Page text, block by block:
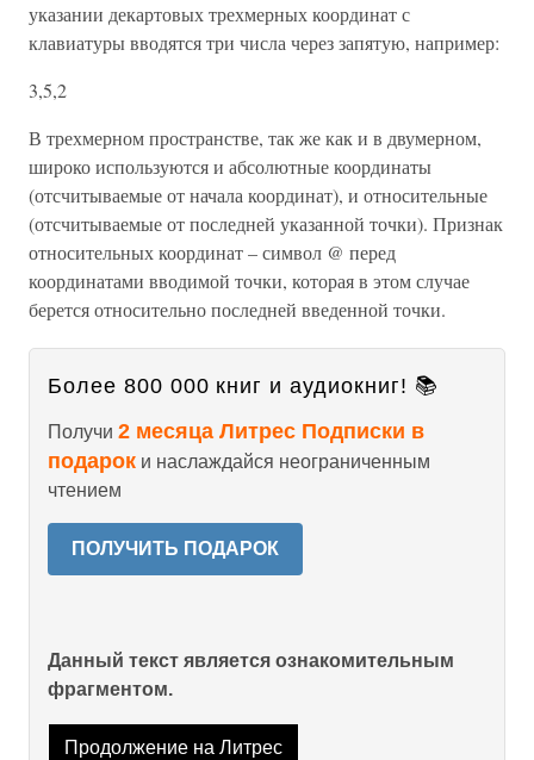
указании декартовых трехмерных координат с
клавиатуры вводятся три числа через запятую, например:
3,5,2
В трехмерном пространстве, так же как и в двумерном,
широко используются и абсолютные координаты
(отсчитываемые от начала координат), и относительные
(отсчитываемые от последней указанной точки). Признак
относительных координат – символ @ перед
координатами вводимой точки, которая в этом случае
берется относительно последней введенной точки.
Более 800 000 книг и аудиокниг! 📚
Получи 2 месяца Литрес Подписки в
подарок и наслаждайся неограниченным
чтением
ПОЛУЧИТЬ ПОДАРОК
Данный текст является ознакомительным
фрагментом.
Продолжение на Литрес